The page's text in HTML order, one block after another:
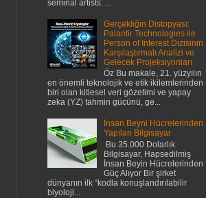
seminal artists: ...
Gerçekliğin Distopyası:
Palantir Technologies ile
Person of Interest Dizisinin
Karşılaştırmalı Analizi ve
Gelecek Projeksiyonları
Öz Bu makale, 21. yüzyılın
en önemli teknolojik ve etik ikilemlerinden
biri olan kitlesel veri gözetimi ve yapay
zeka (YZ) tahmin gücünü, ge...
İnsan Beyni Hücrelerinden
Yapılan Bilgisayar
Bu 35.000 Dolarlık
Bilgisayar, Hapsedilmiş
İnsan Beyin Hücrelerinden
Güç Alıyor Bir şirket
dünyanın ilk “kodla konuşlandırılabilir
biyoloji...